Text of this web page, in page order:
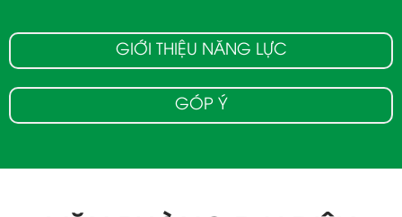
GIỚI THIỆU NĂNG LỰC
GÓP Ý